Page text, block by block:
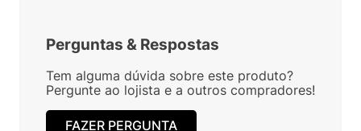
Perguntas & Respostas
Tem alguma dúvida sobre este produto?
Pergunte ao lojista e a outros compradores!
FAZER PERGUNTA